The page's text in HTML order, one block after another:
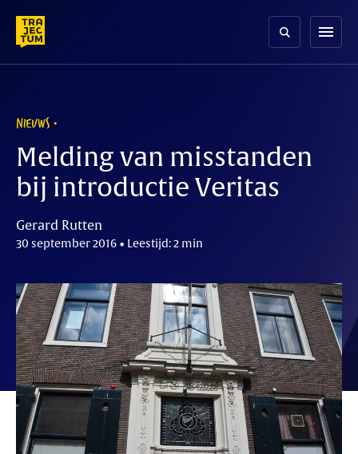
content
menu
NIEUWS
Melding van misstanden
bij introductie Veritas
Gerard Rutten
30 september 2016 • Leestijd: 2 min